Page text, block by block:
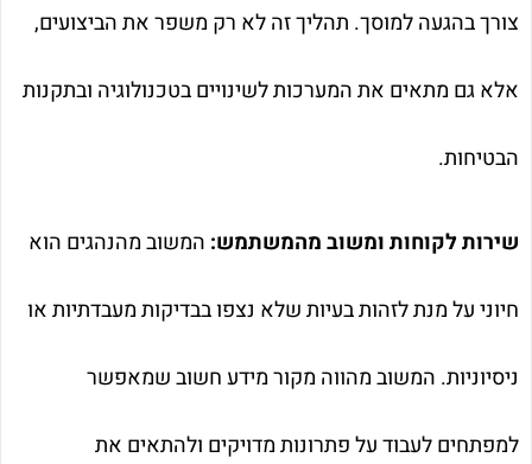
צורך בהגעה למוסך. תהליך זה לא רק משפר את הביצועים,
אלא גם מתאים את המערכות לשינויים בטכנולוגיה ובתקנות
הבטיחות.
שירות לקוחות ומשוב מהמשתמש: המשוב מהנהגים הוא
חיוני על מנת לזהות בעיות שלא נצפו בבדיקות מעבדתיות או
ניסיוניות. המשוב מהווה מקור מידע חשוב שמאפשר
למפתחים לעבוד על פתרונות מדויקים ולהתאים את